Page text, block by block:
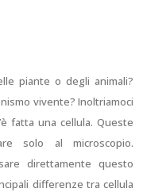
piante o degli animali?
vivente? Inoltriamoci
fatta una cellula. Queste
solo al microscopio.
direttamente questo
differenze tra cellula